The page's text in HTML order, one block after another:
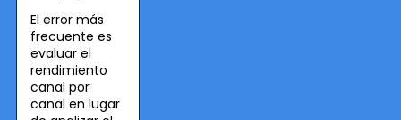
El error más
frecuente es
evaluar el
rendimiento
canal por
canal en lugar